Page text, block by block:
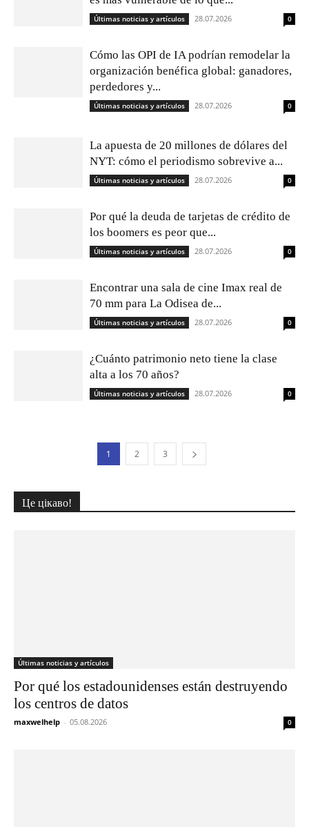
Últimas noticias y artículos 28.07.2026 0
Cómo las OPI de IA podrían remodelar la
organización benéfica global: ganadores,
perdedores y...
Últimas noticias y artículos 28.07.2026 0
La apuesta de 20 millones de dólares del
NYT: cómo el periodismo sobrevive a...
Últimas noticias y artículos 28.07.2026 0
Por qué la deuda de tarjetas de crédito de
los boomers es peor que...
Últimas noticias y artículos 28.07.2026 0
Encontrar una sala de cine Imax real de
70 mm para La Odisea de...
Últimas noticias y artículos 28.07.2026 0
¿Cuánto patrimonio neto tiene la clase
alta a los 70 años?
Últimas noticias y artículos 28.07.2026 0
1 2 3
Це цікаво!
Últimas noticias y artículos
Por qué los estadounidenses están destruyendo
los centros de datos
maxwelhelp - 05.08.2026 0